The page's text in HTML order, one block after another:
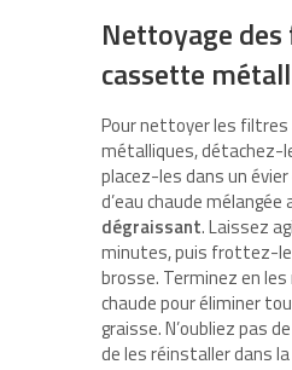
Nettoyage
cassette
Pour nettoyer les
métalliques, détachez-
placez-les dans un
d’eau chaude mélangée
dégraissant. Laissez
minutes, puis frottez-les
brosse. Terminez en les
chaude pour éliminer
graisse. N’oubliez pas
de les réinstaller dans